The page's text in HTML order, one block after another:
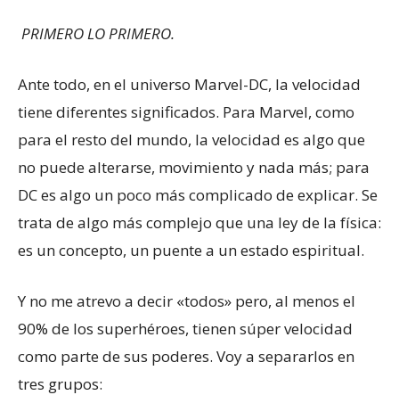
PRIMERO LO PRIMERO.
Ante todo, en el universo Marvel-DC, la velocidad
tiene diferentes significados. Para Marvel, como
para el resto del mundo, la velocidad es algo que
no puede alterarse, movimiento y nada más; para
DC es algo un poco más complicado de explicar. Se
trata de algo más complejo que una ley de la física:
es un concepto, un puente a un estado espiritual.
Y no me atrevo a decir «todos» pero, al menos el
90% de los superhéroes, tienen súper velocidad
como parte de sus poderes. Voy a separarlos en
tres grupos: